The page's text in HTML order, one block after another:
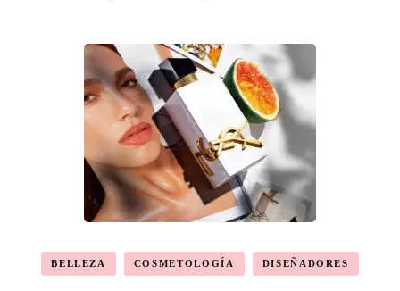
BELLEZA COSMETOLOGÍA DISEÑADORES